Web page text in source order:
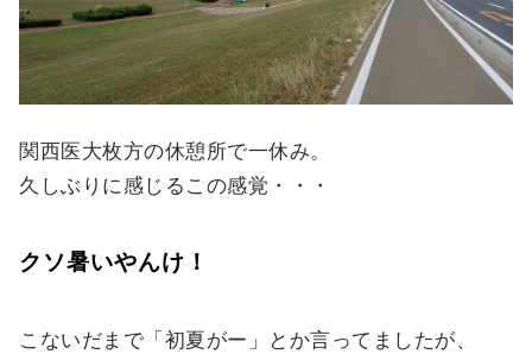
関西医大枚方の休憩所で一休み。
久しぶりに感じるこの感覚・・・
クソ暑いやんけ！
こないだまで「初夏がー」とか言ってましたが、